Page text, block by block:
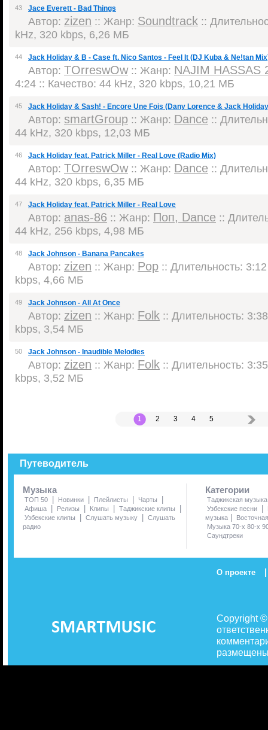
43 Jace Everett - Bad Things
Автор: zizen :: Жанр: Soundtrack ::
kHz, 320 kbps, 6,26 МБ
44 Jack Holiday & B - Case ft. Nico Santos - Feel It (DJ Kuba & Ne!tan
Автор: TOrreswOw:: Жанр: NAJIM HASSAS
4:24 :: Качество: 44 kHz, 320 kbps, 10,21 МБ
45 Jack Holiday & Sash! - Encore Une Fois (Dany Lorence & Jack
Автор: smartGroup :: Жанр: Dance ::
44 kHz, 320 kbps, 12,03 МБ
46 Jack Holiday feat. Patrick Miller - Real Love (Radio Mix)
Автор: TOrreswOw:: Жанр: Dance ::
44 kHz, 320 kbps, 6,35 МБ
47 Jack Holiday feat. Patrick Miller - Real Love
Автор: anas-86 :: Жанр: Поп, Dance ::
44 kHz, 256 kbps, 4,98 МБ
48 Jack Johnson - Banana Pancakes
Автор: zizen :: Жанр: Pop :: Длительность:
kbps, 4,66 МБ
49 Jack Johnson - All At Once
Автор: zizen :: Жанр: Folk :: Длительность:
kbps, 3,54 МБ
50 Jack Johnson - Inaudible Melodies
Автор: zizen :: Жанр: Folk :: Длительность:
kbps, 3,52 МБ
1 2 3 4 5
Путеводитель
Музыка
ТОП 50 Новинки Плейлисты Чарты
Афиша Релизы Клипы Таджикские клипы
Узбекские клипы Слушать музыку
Слушать
радио
Категории
Таджикская музыка
Узбекские песни
музыка
Музыка 70-х 80-х
Саундтреки
О проекте |
Copyright
размещены